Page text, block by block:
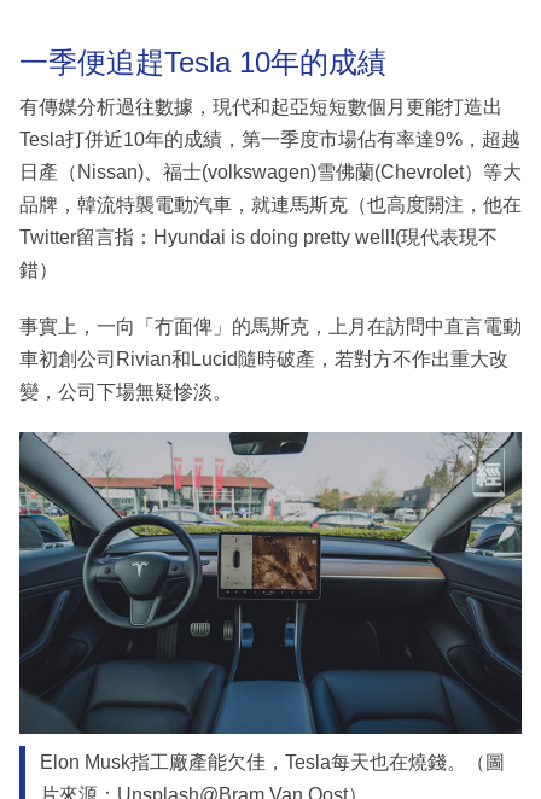
一季便追趕Tesla 10年的成績
有傳媒分析過往數據，現代和起亞短短數個月更能打造出
Tesla打併近10年的成績，第一季度市場佔有率達9%，超越
日產（Nissan)、福士(volkswagen)雪佛蘭(Chevrolet）等大
品牌，韓流特襲電動汽車，就連馬斯克（也高度關注，他在
Twitter留言指：Hyundai is doing pretty well!(現代表現不
錯）
事實上，一向「冇面俾」的馬斯克，上月在訪問中直言電動
車初創公司Rivian和Lucid隨時破產，若對方不作出重大改
變，公司下場無疑慘淡。
Elon Musk指工廠產能欠佳，Tesla每天也在燒錢。（圖
片來源：Unsplash@Bram Van Oost）